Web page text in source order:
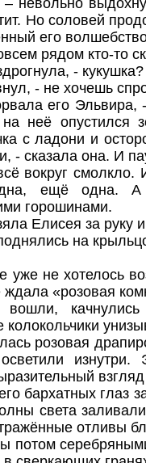
невольно
Но соловей
его
рядом кто-то
- кукушка?
- не хочешь
его Эльвира,
неё опустился
с ладони и
- сказала она. И
вокруг смолкло.
ещё одна. А
горошинами.
Елисея за руку
на
уже не хотелось
ждала «розовая
колокольчики
розовая
бархатных глаз
света
отливы
потом